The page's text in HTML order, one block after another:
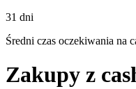
31 dni
Średni czas oczekiwania na
Zakupy z